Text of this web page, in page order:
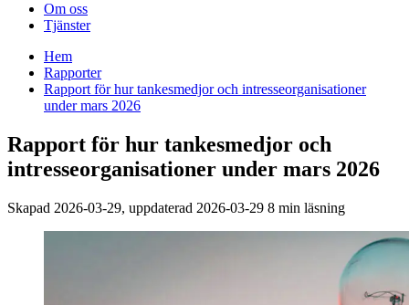
Om oss
Tjänster
Hem
Rapporter
Rapport för hur tankesmedjor och intresse­organisationer
under mars 2026
Rapport för hur tankesmedjor och
intresse­organisationer under mars 2026
Skapad 2026-03-29, uppdaterad 2026-03-29 8 min läsning